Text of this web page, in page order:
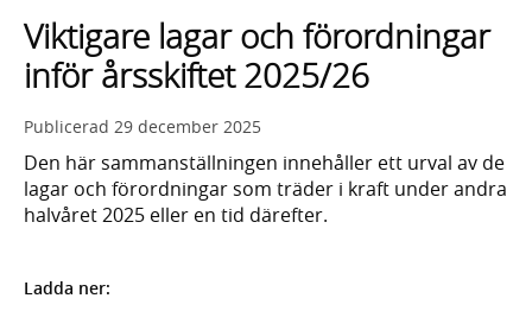
Viktigare lagar och förordningar
inför årsskiftet 2025/26
Publicerad 29 december 2025
Den här sammanställningen innehåller ett urval av de
lagar och förordningar som träder i kraft under andra
halvåret 2025 eller en tid därefter.
Ladda ner: